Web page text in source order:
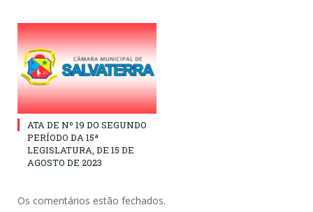
ATA DE Nº 19 DO SEGUNDO
PERÍODO DA 15ª
LEGISLATURA, DE 15 DE
AGOSTO DE 2023
Os comentários estão fechados.